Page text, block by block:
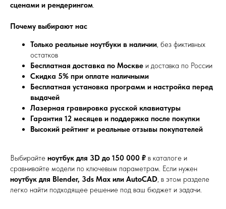
сценами и рендерингом.
Почему выбирают нас
Только реальные ноутбуки в наличии, без фиктивных
остатков
Бесплатная доставка по Москве и доставка по России
Скидка 5% при оплате наличными
Бесплатная установка программ и настройка перед
выдачей
Лазерная гравировка русской клавиатуры
Гарантия 12 месяцев и поддержка после покупки
Высокий рейтинг и реальные отзывы покупателей
Выбирайте ноутбук для 3D до 150 000 ₽ в каталоге и
сравнивайте модели по ключевым параметрам. Если нужен
ноутбук для Blender, 3ds Max или AutoCAD, в этом разделе
легко найти подходящее решение под ваш бюджет и задачи.